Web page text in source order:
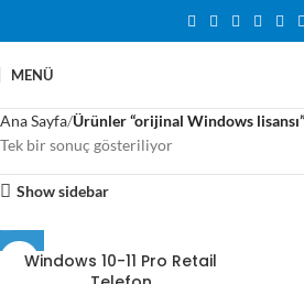
MENÜ
Ana Sayfa Ürünler “orijinal Windows
Tek bir sonuç gösteriliyor
Show sidebar
Windows 10-11 Pro Retail